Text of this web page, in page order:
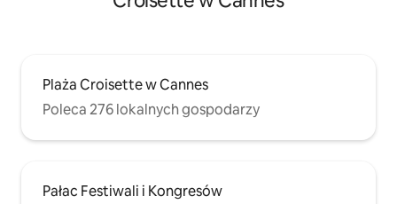
Plaża Croisette w Cannes
Poleca 276 lokalnych gospodarzy
Pałac Festiwali i Kongresów